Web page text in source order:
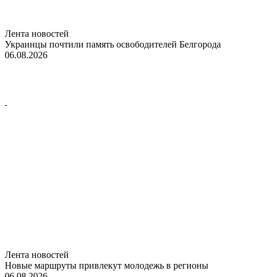
Лента новостей
Украинцы почтили память освободителей Белгорода
06.08.2026
Лента новостей
Новые маршруты привлекут молодежь в регионы